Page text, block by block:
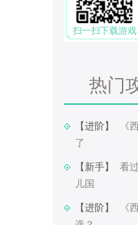
扫一扫下载游戏
热门
【进阶】 ​
《
了
【新手】 ​ 看
儿国
【进阶】 ​
《